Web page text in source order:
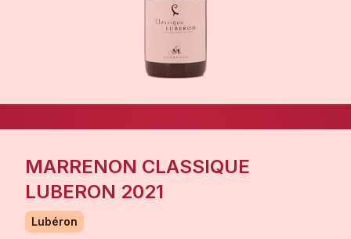
MARRENON CLASSIQUE
LUBERON 2021
Lubéron